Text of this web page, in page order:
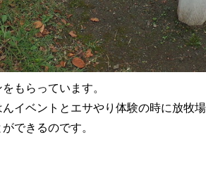
もらっています。
イベントとエサやり体験の時に放牧
できるのです。